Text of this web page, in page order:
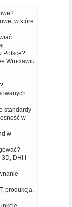
w które
Polsce?
Wrocławiu
standardy
w
w
3D, DHI i
produkcja,